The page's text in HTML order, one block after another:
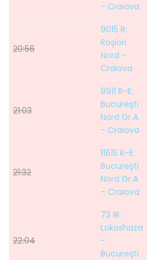
- Craiova
20:56
9015 R:
Roşiori
Nord -
Craiova
21:03
9911 R-E:
Bucureşti
Nord Gr.A
- Craiova
21:32
11615 R-E:
Bucureşti
Nord Gr.A
- Craiova
22:04
73 IR:
Lokoshaza
-
Bucureşti